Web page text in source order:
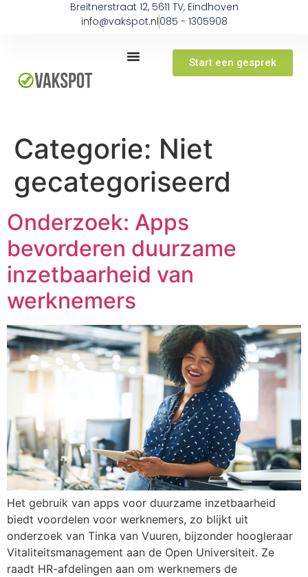
Breitnerstraat 12, 5611 TV, Eindhoven
info@vakspot.nl085 - 1305908
Start een gesprek
Categorie: Niet
gecategoriseerd
Onderzoek: Apps
bevorderen duurzame
inzetbaarheid van
werknemers
Het gebruik van apps voor duurzame inzetbaarheid
biedt voordelen voor werknemers, zo blijkt uit
onderzoek van Tinka van Vuuren, bijzonder hoogleraar
Vitaliteitsmanagement aan de Open Universiteit. Ze
raadt HR-afdelingen aan om werknemers de